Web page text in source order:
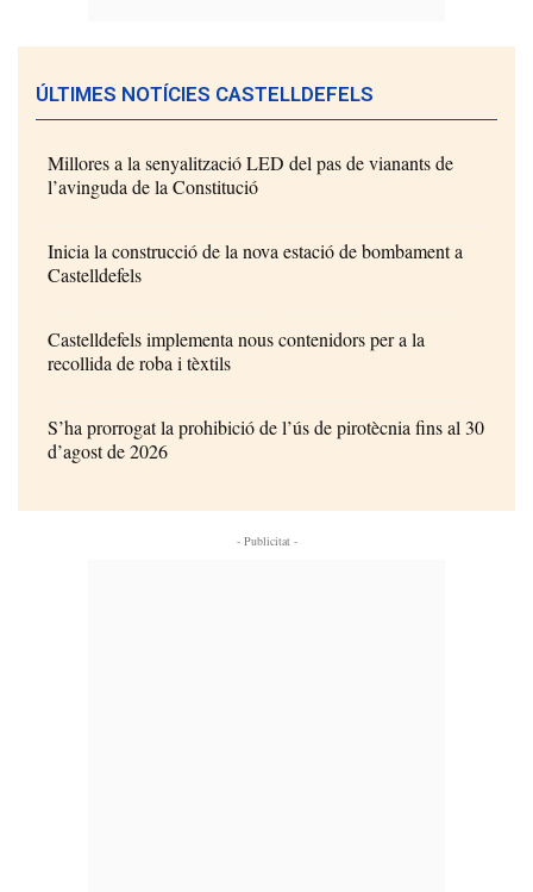
ÚLTIMES NOTÍCIES CASTELLDEFELS
Millores a la senyalització LED del pas de vianants de
l’avinguda de la Constitució
Inicia la construcció de la nova estació de bombament a
Castelldefels
Castelldefels implementa nous contenidors per a la
recollida de roba i tèxtils
S’ha prorrogat la prohibició de l’ús de pirotècnia fins al 30
d’agost de 2026
- Publicitat -